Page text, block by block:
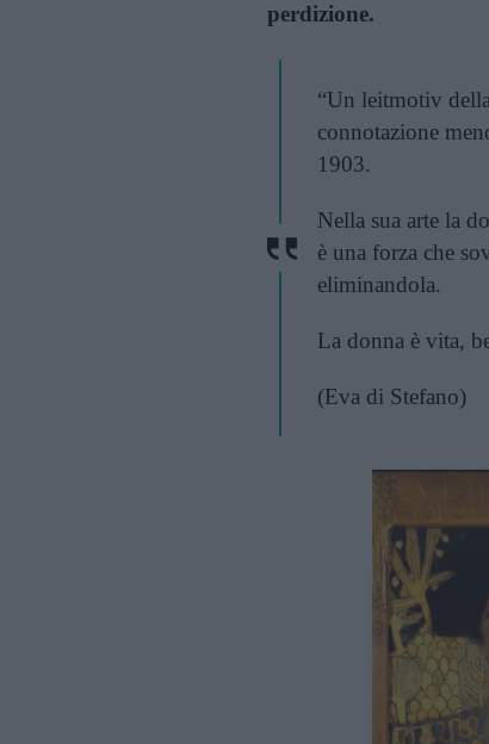
perdizione.
“Un leitmotiv
connotazione
1903.
Nella sua arte la
è una forza che
eliminandola.
La donna è vita,
(Eva di Stefano)